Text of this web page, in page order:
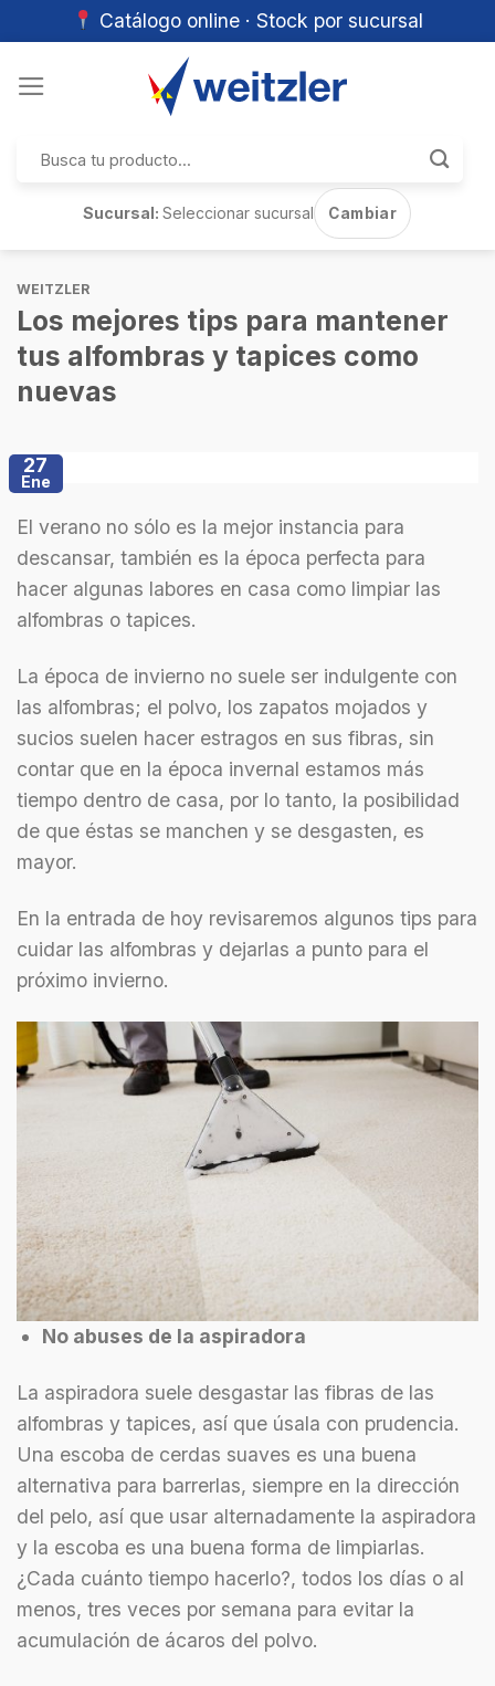
Catálogo online · Stock por sucursal
por:
Sucursal:Seleccionar sucursal Cambiar
WEITZLER
Los mejores tips para mantener
tus alfombras y tapices como
nuevas
27
Ene
El verano no sólo es la mejor instancia para
descansar, también es la época perfecta para
hacer algunas labores en casa como limpiar las
alfombras o tapices.
La época de invierno no suele ser indulgente con
las alfombras; el polvo, los zapatos mojados y
sucios suelen hacer estragos en sus fibras, sin
contar que en la época invernal estamos más
tiempo dentro de casa, por lo tanto, la posibilidad
de que éstas se manchen y se desgasten, es
mayor.
En la entrada de hoy revisaremos algunos tips para
cuidar las alfombras y dejarlas a punto para el
próximo invierno.
No abuses de la aspiradora
La aspiradora suele desgastar las fibras de las
alfombras y tapices, así que úsala con prudencia.
Una escoba de cerdas suaves es una buena
alternativa para barrerlas, siempre en la dirección
del pelo, así que usar alternadamente la aspiradora
y la escoba es una buena forma de limpiarlas.
¿Cada cuánto tiempo hacerlo?, todos los días o al
menos, tres veces por semana para evitar la
acumulación de ácaros del polvo.